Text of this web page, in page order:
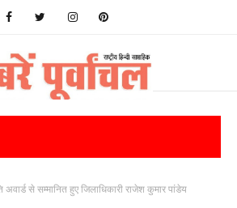
अवार्ड से सम्मानित हुए जिलाधिकारी राजेश कुमार पांडेय